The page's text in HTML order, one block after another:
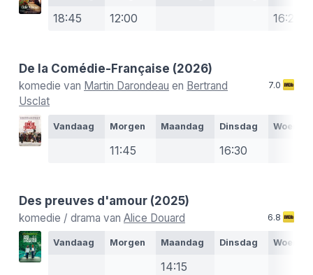
18:45 12:00 16:20
De la Comédie-Française (2026)
komedie van Martin Darondeau en Bertrand
Usclat
7.0
Vandaag Morgen Maandag Dinsdag
11:45 16:30
Des preuves d'amour (2025)
komedie / drama van Alice Douard 6.8
Vandaag Morgen Maandag Dinsdag
14:15